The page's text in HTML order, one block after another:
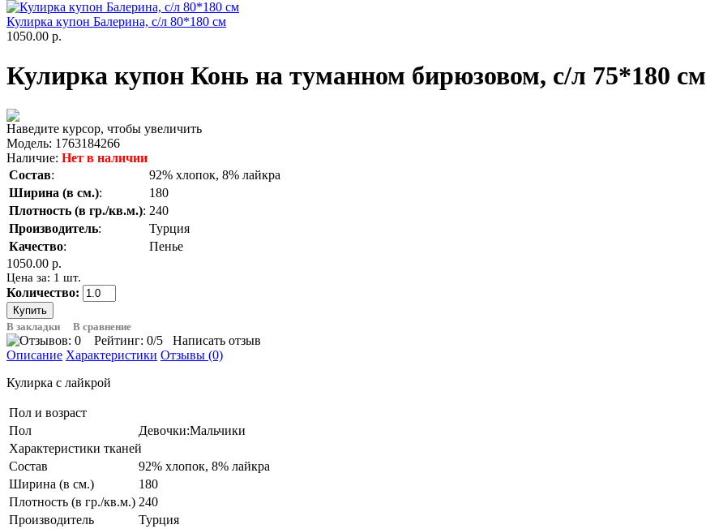
Кулирка купон Балерина, с/л 80*180 см
1050.00 р.
Кулирка купон Конь на туманном бирюзовом, с/л 75*180 см
Наведите курсор, чтобы увеличить
Модель: 1763184266
Наличие: Нет в наличии
Состав:
92% хлопок, 8% лайкра
Ширина (в см.):
180
Плотность (в гр./кв.м.): 240
Производитель:
Турция
Качество:
Пенье
1050.00 р.
Цена за: 1 шт.
Количество:
В закладки В сравнение
Рейтинг: 0/5
Написать отзыв
Описание Характеристики Отзывы (0)
Кулирка с лайкрой
Пол и возраст
Пол
Девочки:Мальчики
Характеристики тканей
Состав
92% хлопок, 8% лайкра
Ширина (в см.)
180
Плотность (в гр./кв.м.) 240
Производитель
Турция